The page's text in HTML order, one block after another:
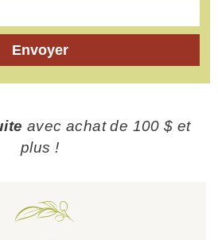
Envoyer
avec achat de 100 $ et
plus !